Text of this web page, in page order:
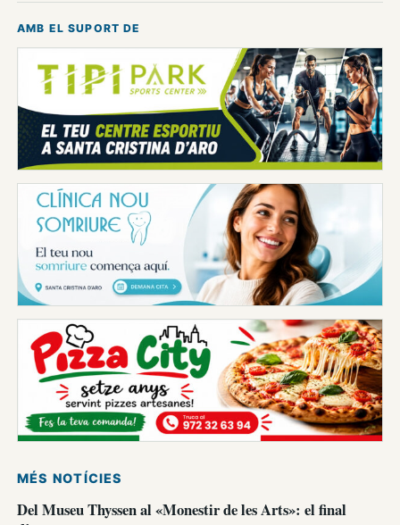
AMB EL SUPORT DE
MÉS NOTÍCIES
Del Museu Thyssen al «Monestir de les Arts»: el final